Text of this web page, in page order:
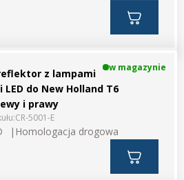
reflektor z lampami
LED do New Holland T6
i prawy
CR-5001-E
w magazynie
Homologacja drogowa